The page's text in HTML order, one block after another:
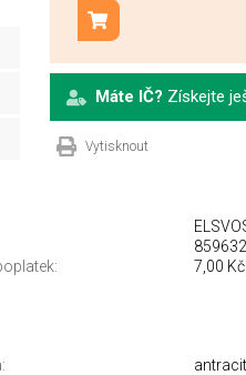
Přidat do košíku
Máte IČ? Získejte
Vytisknout
7,00 Kč
antracit